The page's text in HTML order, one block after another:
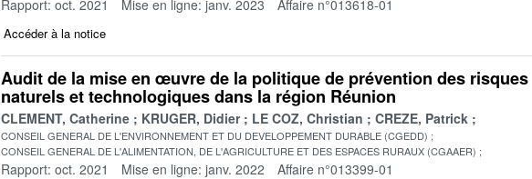
Rapport: oct. 2021 Mise en ligne: janv. 2023 Affaire n°013618-01
Accéder à la notice
Audit de la mise en œuvre de la politique de prévention des risques
naturels et technologiques dans la région Réunion
CLEMENT, Catherine KRUGER, Didier LE COZ, Christian CREZE, Patrick
CONSEIL GENERAL DE L'ENVIRONNEMENT ET DU DEVELOPPEMENT DURABLE (CGEDD)
CONSEIL GENERAL DE L'ALIMENTATION, DE L'AGRICULTURE ET DES ESPACES RURAUX (CGAAER)
Rapport: oct. 2021 Mise en ligne: janv. 2022 Affaire n°013399-01